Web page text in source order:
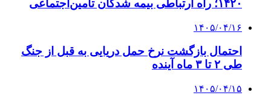
خرید ابزار آلات دستی و صنعتی زیر قیمت بازار؛
چطور ابزار اصل را با بهترین قیمت تهیه کنیم؟
4 هفته پیش
چرا انتخاب تامین‌کننده تجهیزات جوشکاری، کیفیت
پروژه را تعیین می‌کند؟